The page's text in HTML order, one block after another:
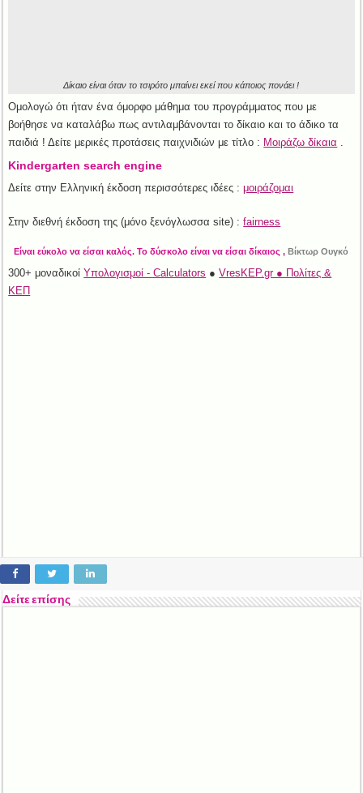
Δίκαιο είναι όταν το τσιρότο μπαίνει εκεί που κάποιος πονάει !
Ομολογώ ότι ήταν ένα όμορφο μάθημα του προγράμματος που με
βοήθησε να καταλάβω πως αντιλαμβάνονται το δίκαιο και το άδικο τα
παιδιά ! Δείτε μερικές προτάσεις παιχνιδιών με τίτλο : Μοιράζω δίκαια
Kindergarten search engine
Δείτε στην Ελληνική έκδοση περισσότερες ιδέες :μοιράζομαι
Στην διεθνή έκδοση της (μόνο ξενόγλωσσα site) :fairness
Είναι εύκολο να είσαι καλός. Το δύσκολο είναι να είσαι δίκαιος ,Βίκτωρ Ουγκό
300+ μοναδικοίΥπολογισμοί - Calculators ●VresKEP.gr ● Πολίτες &
ΚΕΠ
Δείτε επίσης